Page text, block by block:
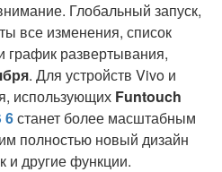
Глобальный запуск,
все изменения, список
график развертывания,
. Для устройств Vivo и
использующих Funtouch
6станет более масштабным
полностью новый дизайн
и другие функции.